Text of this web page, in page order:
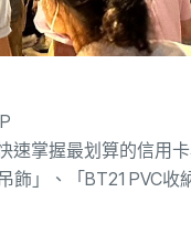
速掌握最划算的信用卡
飾」、「BT21 PVC收